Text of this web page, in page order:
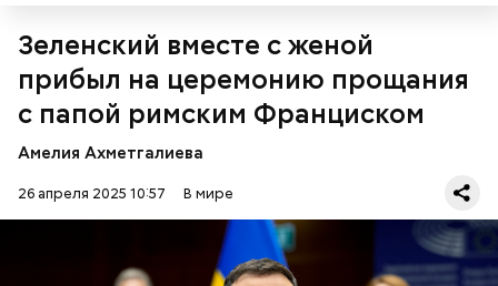
Зеленский вместе с женой
прибыл на церемонию прощания
с папой римским Франциском
Амелия Ахметгалиева
26 апреля 2025 10:57 В мире
Сара Носс (119 лет)